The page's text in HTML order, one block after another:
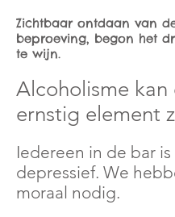
Zichtbaar ontdaan van
beproeving, begon het
te wijn.
Alcoholisme kan
ernstig element
Iedereen in de bar is
depressief. We
moraal nodig.